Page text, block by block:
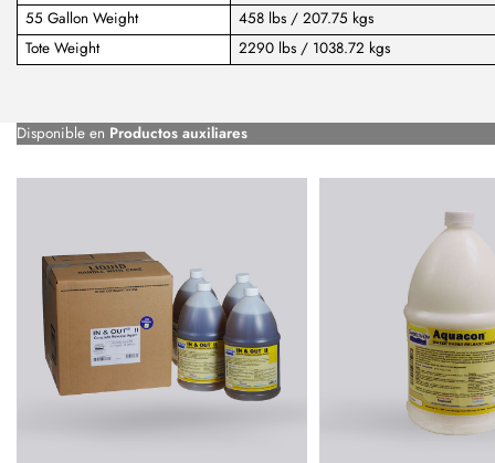
55 Gallon Weight
458 lbs / 207.75 kgs
Tote Weight
2290 lbs / 1038.72 kgs
Disponible en Productos auxiliares